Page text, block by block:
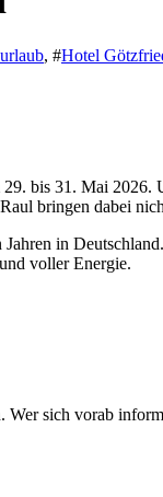
, #Hotel
bis 31. Mai
bringen dabei
in
voller Energie.
sich vorab